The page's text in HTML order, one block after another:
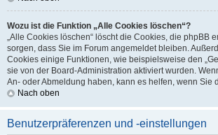
Wozu ist die Funktion „Alle Cookies löschen“?
„Alle Cookies löschen“ löscht die Cookies, die phpBB
sorgen, dass Sie im Forum angemeldet bleiben.
Cookies einige Funktionen, wie beispielsweise den
sie von der Board-Administration aktiviert wurden.
An- oder Abmeldung haben, kann es helfen, wenn Sie
Nach oben
Benutzerpräferenzen und -einstellungen